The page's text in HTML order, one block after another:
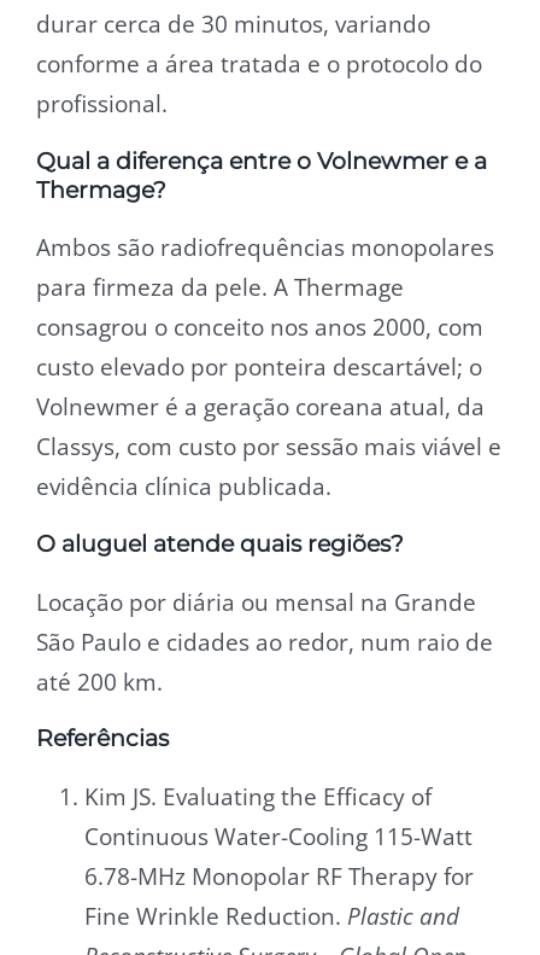
durar cerca de 30 minutos, variando
conforme a área tratada e o protocolo do
profissional.
Qual a diferença entre o Volnewmer e a
Thermage?
Ambos são radiofrequências monopolares
para firmeza da pele. A Thermage
consagrou o conceito nos anos 2000, com
custo elevado por ponteira descartável; o
Volnewmer é a geração coreana atual, da
Classys, com custo por sessão mais viável e
evidência clínica publicada.
O aluguel atende quais regiões?
Locação por diária ou mensal na Grande
São Paulo e cidades ao redor, num raio de
até 200 km.
Referências
Kim JS. Evaluating the Efficacy of
Continuous Water-Cooling 115-Watt
6.78-MHz Monopolar RF Therapy for
Fine Wrinkle Reduction. Plastic and